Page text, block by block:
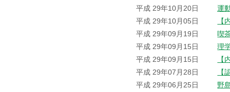
平成 29年10月20日
運
平成 29年10月05日
【
平成 29年09月19日
喫
平成 29年09月15日
理
平成 29年09月15日
【
平成 29年07月28日
【
平成 29年06月25日
野